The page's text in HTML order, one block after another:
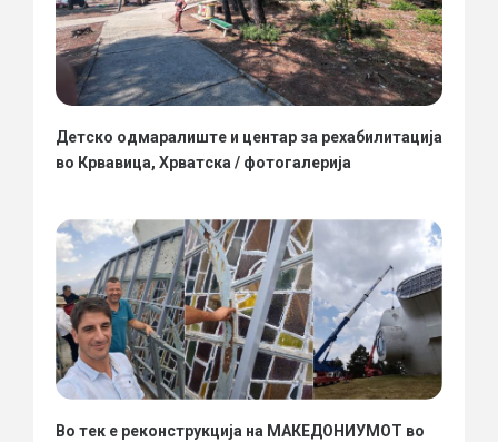
Детско одмаралиште и центар за рехабилитација
во Крвавица, Хрватска / фотогалерија
Во тек е реконструкција на МАКЕДОНИУМОТ во